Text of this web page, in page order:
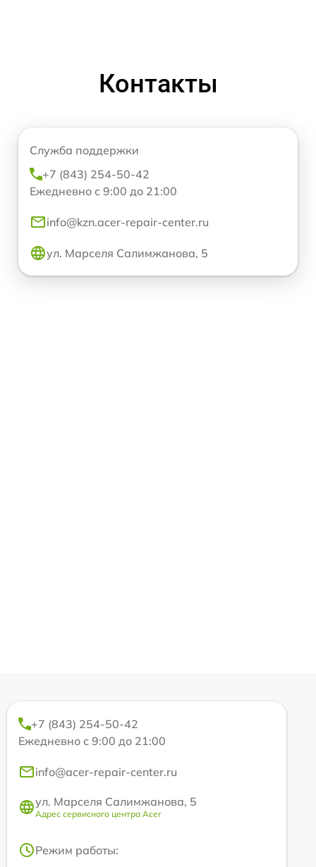
Контакты
Служба поддержки
+7 (843) 254-50-42
Ежедневно с 9:00 до 21:00
info@kzn.acer-repair-center.ru
ул. Марселя Салимжанова, 5
+7 (843) 254-50-42
Ежедневно с 9:00 до 21:00
info@acer-repair-center.ru
ул. Марселя Салимжанова, 5
Адрес сервисного центра Acer
Режим работы: